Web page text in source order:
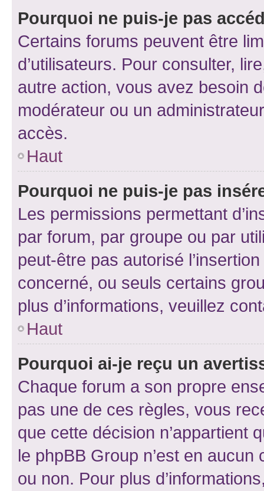
Pourquoi ne puis-je pas
Certains forums peuvent être
d’utilisateurs. Pour consulter,
autre action, vous avez besoin
modérateur ou un
accès.
Haut
Pourquoi ne puis-je pas
Les permissions permettant
par forum, par groupe ou par
peut-être pas autorisé
concerné, ou seuls certains
plus d’informations, veuillez
Haut
Pourquoi ai-je reçu un
Chaque forum a son propre
pas une de ces règles, vous
que cette décision n’appartient
le phpBB Group n’est en
ou non. Pour plus